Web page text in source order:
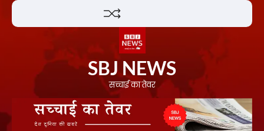
Skip
SBJ NEWS
सच्चाई का तेवर